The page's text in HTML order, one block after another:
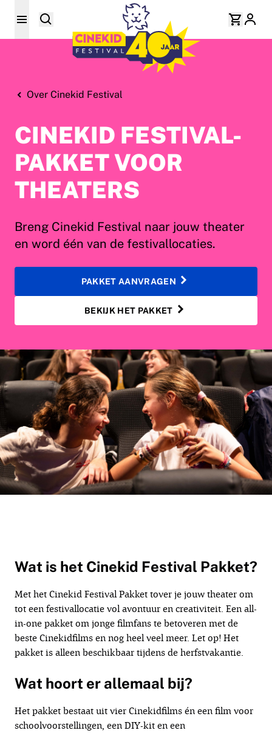
Over Cinekid Festival
CINEKID FESTIVAL-
PAKKET VOOR
THEATERS
Breng Cinekid Festival naar jouw theater
en word één van de festivallocaties.
PAKKET AANVRAGEN
BEKIJK HET PAKKET
Wat is het Cinekid Festival Pakket?
Met het Cinekid Festival Pakket tover je jouw theater om
tot een festivallocatie vol avontuur en creativiteit. Een all-
in-one pakket om jonge filmfans te betoveren met de
beste Cinekidfilms en nog heel veel meer. Let op! Het
pakket is alleen beschikbaar tijdens de herfstvakantie.
Wat hoort er allemaal bij?
Het pakket bestaat uit vier Cinekidfilms én een film voor
schoolvoorstellingen, een DIY-kit en een